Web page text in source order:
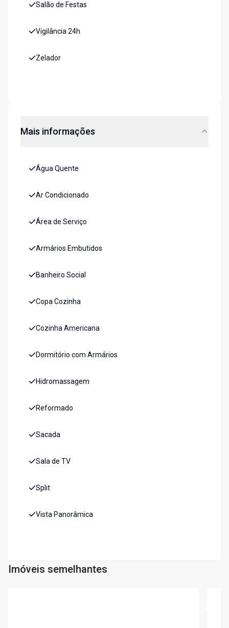
Salão de Festas
Vigilância 24h
Zelador
Mais informações
Água Quente
Ar Condicionado
Área de Serviço
Armários Embutidos
Banheiro Social
Copa Cozinha
Cozinha Americana
Dormitório com Armários
Hidromassagem
Reformado
Sacada
Sala de TV
Split
Vista Panorâmica
Imóveis semelhantes